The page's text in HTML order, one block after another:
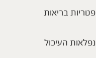
פטריות בריאות
נפלאות העיכול